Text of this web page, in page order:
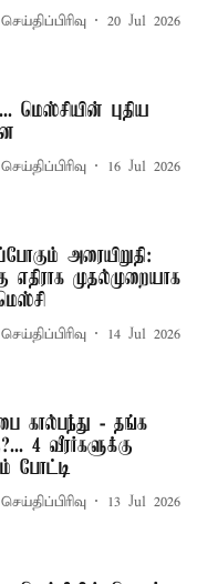
20 Jul 2026
மெஸ்சியின் புதிய
16 Jul 2026
அரையிறுதி:
எதிராக முதல்முறையாக
14 Jul 2026
கால்பந்து - தங்க
4 வீரர்களுக்கு
போட்டி
13 Jul 2026